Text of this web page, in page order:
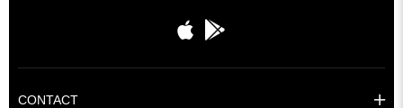
CONTACT